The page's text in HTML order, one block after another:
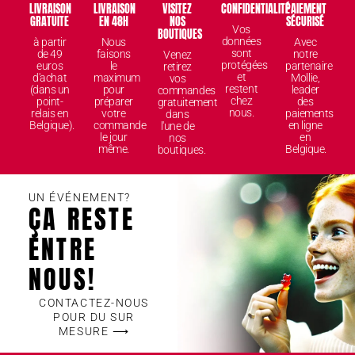
LIVRAISON
GRATUITE
à partir
de 49
euros
d'achat
(dans un
point-
relais en
Belgique).
LIVRAISON
EN 48H
Nous
faisons
le
maximum
pour
préparer
votre
commande
le jour
même.
VISITEZ
NOS
BOUTIQUES
Venez
retirez
vos
commandes
gratuitement
dans
l'une de
nos
boutiques.
CONFIDENTIALITÉ
Vos
données
sont
protégées
et
restent
chez
nous.
PAIEMENT
SÉCURISÉ
Avec
notre
partenaire
Mollie,
leader
des
paiements
en ligne
en
Belgique.
UN ÉVÉNEMENT?
ÇA RESTE
ENTRE
NOUS!
CONTACTEZ-NOUS
POUR DU SUR
MESURE ⟶